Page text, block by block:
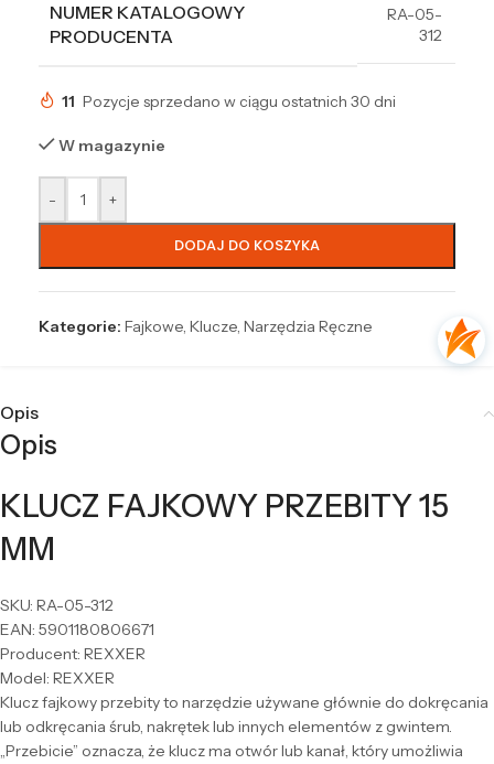
NUMER KATALOGOWY
PRODUCENTA
RA-05-
312
11 Pozycje sprzedano w ciągu ostatnich 30 dni
W magazynie
- +
DODAJ DO KOSZYKA
Kategorie: Fajkowe, Klucze, Narzędzia Ręczne
Opis
Opis
KLUCZ FAJKOWY PRZEBITY 15
MM
SKU: RA-05-312
EAN: 5901180806671
Producent: REXXER
Model: REXXER
Klucz fajkowy przebity to narzędzie używane głównie do dokręcania
lub odkręcania śrub, nakrętek lub innych elementów z gwintem.
„Przebicie” oznacza, że klucz ma otwór lub kanał, który umożliwia